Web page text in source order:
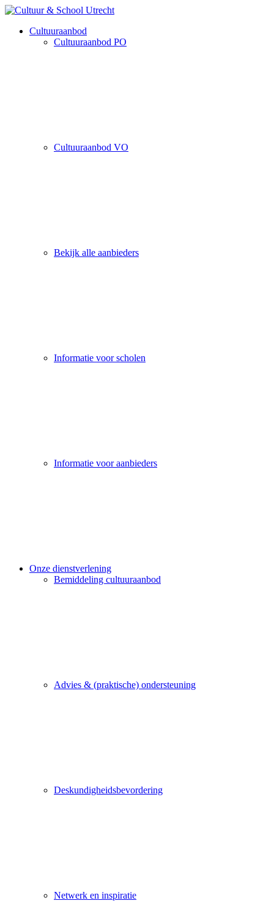
Cultuuraanbod
Cultuuraanbod PO
Cultuuraanbod VO
Bekijk alle aanbieders
Informatie voor scholen
Informatie voor aanbieders
Onze dienstverlening
Bemiddeling cultuuraanbod
Advies & (praktische) ondersteuning
Deskundigheidsbevordering
Netwerk en inspiratie